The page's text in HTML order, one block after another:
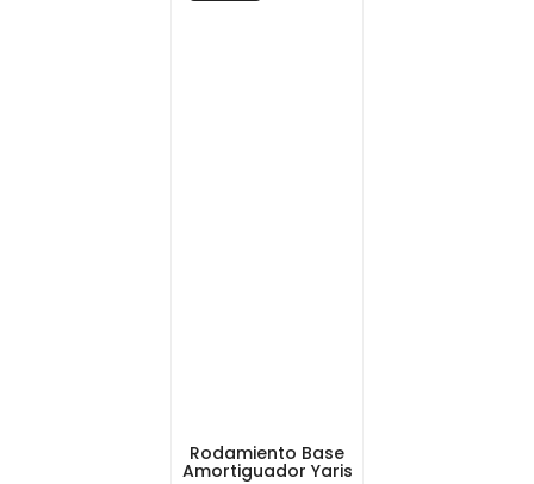
Rodamiento Base
Amortiguador Yaris